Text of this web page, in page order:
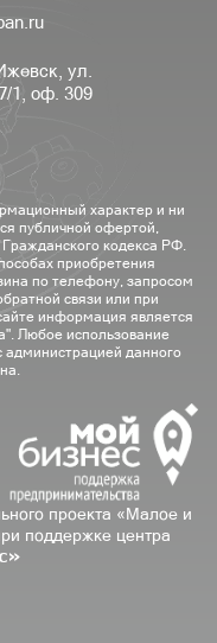
ул.
1, оф. 309
характер и ни
публичной офертой,
кодекса РФ.
приобретения
по телефону, запросом
связи или при
информация является
Любое использование
данного
проекта «Малое и
поддержке центра